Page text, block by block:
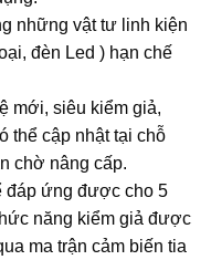
những vật tư linh kiện
đèn Led ) hạn chế
mới, siêu kiểm giả,
thể cập nhật tại chỗ
chờ nâng cấp.
đáp ứng được cho 5
năng kiểm giả được
ma trận cảm biến tia